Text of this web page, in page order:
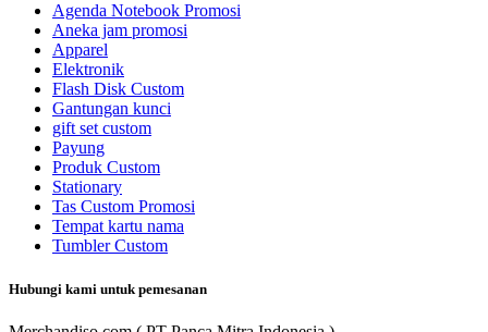
Agenda Notebook Promosi
Aneka jam promosi
Apparel
Elektronik
Flash Disk Custom
Gantungan kunci
gift set custom
Payung
Produk Custom
Stationary
Tas Custom Promosi
Tempat kartu nama
Tumbler Custom
Hubungi kami untuk pemesanan